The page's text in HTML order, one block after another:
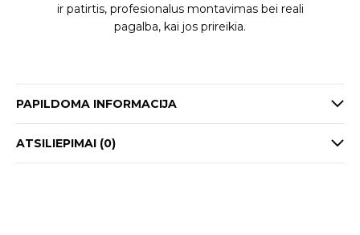
ir patirtis, profesionalus montavimas bei reali
pagalba, kai jos prireikia.
PAPILDOMA INFORMACIJA
ATSILIEPIMAI (0)